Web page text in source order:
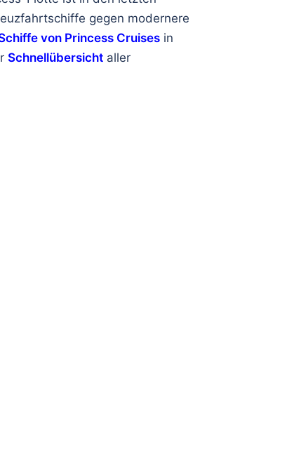
gegen modernere
von Princess Cruisesin
Schnellübersichtaller